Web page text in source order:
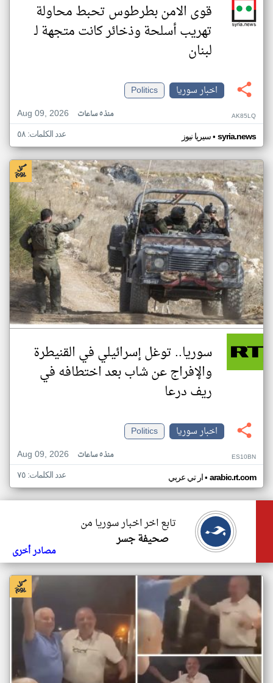
قوى الامن بطرطوس تحبط محاولة
تهريب أسلحة وذخائر كانت ‏متجهة لـ
لبنان
اخبار سوريا
Politics
Aug 09, 2026
منذ ٥ ساعات AK85LQ
سيريا نيوز• syria.news عدد الكلمات: ٥٨
سوريا.. توغل إسرائيلي في القنيطرة
والإفراج عن شاب بعد اختطافه في
ريف درعا
اخبار سوريا
Politics
Aug 09, 2026
منذ ٥ ساعات ES10BN
ار تي عربي• arabic.rt.com عدد الكلمات: ٧٥
تابع اخر اخبار سوريا من
صحيفة جسر
مصادر أخرى